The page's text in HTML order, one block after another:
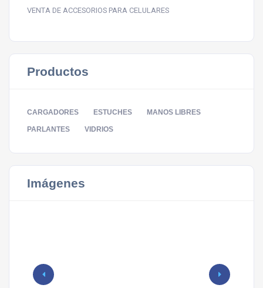
VENTA DE ACCESORIOS PARA CELULARES
Productos
CARGADORES ESTUCHES MANOS LIBRES
PARLANTES VIDRIOS
Imágenes